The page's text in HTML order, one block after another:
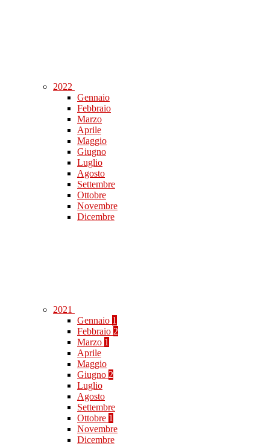
2022
Gennaio
Febbraio
Marzo
Aprile
Maggio
Giugno
Luglio
Agosto
Settembre
Ottobre
Novembre
Dicembre
2021
Gennaio 1
Febbraio 2
Marzo 1
Aprile
Maggio
Giugno 2
Luglio
Agosto
Settembre
Ottobre 1
Novembre
Dicembre